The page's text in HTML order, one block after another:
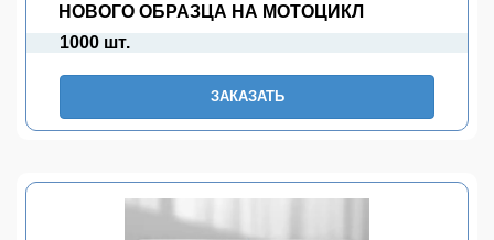
НОВОГО ОБРАЗЦА НА МОТОЦИКЛ
1000 шт.
ЗАКАЗАТЬ